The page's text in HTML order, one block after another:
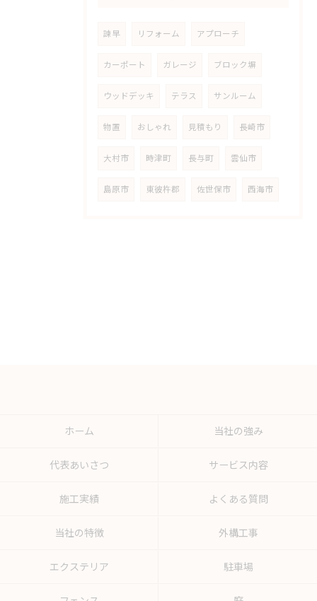
諫早 リフォーム アプローチ
カーポート ガレージ ブロック塀
ウッドデッキ テラス サンルーム
物置 おしゃれ 見積もり 長崎市
大村市 時津町 長与町 雲仙市
島原市 東彼杵郡 佐世保市 西海市
ホーム 当社の強み
代表あいさつ サービス内容
施工実績 よくある質問
当社の特徴 外構工事
エクステリア 駐車場